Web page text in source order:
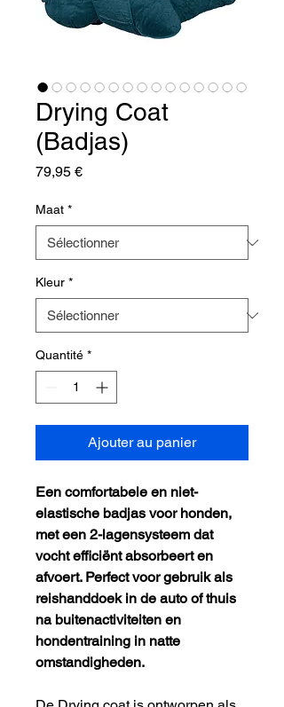
Drying Coat
(Badjas)
79,95 €Prix
Maat *
Kleur *
Quantité *
Ajouter au panier
Een comfortabele en niet-
elastische badjas voor honden,
met een 2-lagensysteem dat
vocht efficiënt absorbeert en
afvoert. Perfect voor gebruik als
reishanddoek in de auto of thuis
na buitenactiviteiten en
hondentraining in natte
omstandigheden.